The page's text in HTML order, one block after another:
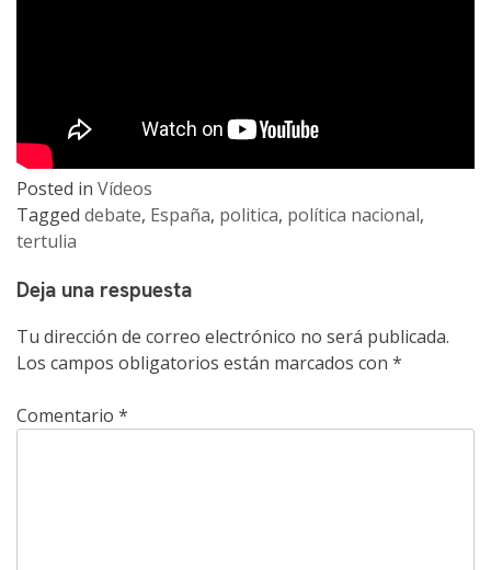
Posted in Vídeos
Tagged debate, España, politica, política nacional,
tertulia
Deja una respuesta
Tu dirección de correo electrónico no será publicada.
Los campos obligatorios están marcados con *
Comentario *